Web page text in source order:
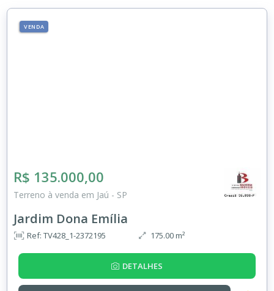
VENDA
R$ 135.000,00
Terreno à venda em Jaú - SP
Jardim Dona Emília
Ref: TV428_1-2372195 175.00 m²
DETALHES